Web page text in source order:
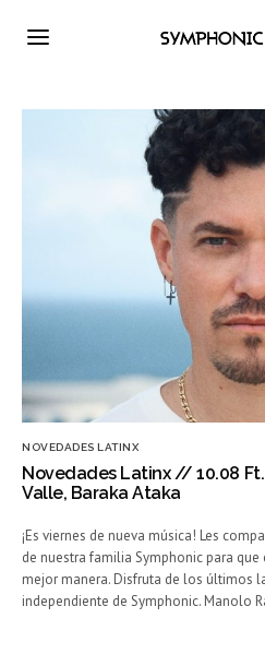
NOVEDADES LATINX
Novedades Latinx // 10.08
Valle, Baraka Ataka
¡Es viernes de nueva música! Les
de nuestra familia Symphonic para
mejor manera. Disfruta de los últimos
independiente de Symphonic. Manolo